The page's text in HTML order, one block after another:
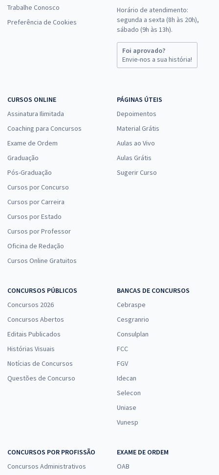
Trabalhe Conosco
Preferência de Cookies
Horário de atendimento:
segunda a sexta (8h às 20h),
sábado (9h às 13h).
Foi aprovado?
Envie-nos a sua história!
CURSOS ONLINE
Assinatura Ilimitada
Coaching para Concursos
Exame de Ordem
Graduação
Pós-Graduação
Cursos por Concurso
Cursos por Carreira
Cursos por Estado
Cursos por Professor
Oficina de Redação
Cursos Online Gratuitos
PÁGINAS ÚTEIS
Depoimentos
Material Grátis
Aulas ao Vivo
Aulas Grátis
Sugerir Curso
CONCURSOS PÚBLICOS
Concursos 2026
Concursos Abertos
Editais Publicados
Histórias Visuais
Notícias de Concursos
Questões de Concurso
BANCAS DE CONCURSOS
Cebraspe
Cesgranrio
Consulplan
FCC
FGV
Idecan
Selecon
Uniase
Vunesp
CONCURSOS POR PROFISSÃO
Concursos Administrativos
EXAME DE ORDEM
OAB